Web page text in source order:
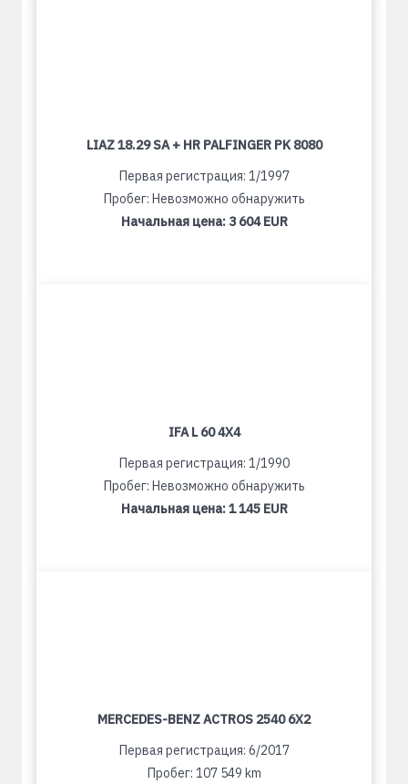
LIAZ 18.29 SA + HR PALFINGER PK 8080
Первая регистрация: 1/1997
Пробег: Невозможно обнаружить
Начальная цена: 3 604 EUR
IFA L 60 4X4
Первая регистрация: 1/1990
Пробег: Невозможно обнаружить
Начальная цена:1 145 EUR
MERCEDES-BENZ ACTROS 2540 6X2
Первая регистрация: 6/2017
Пробег: 107 549 km